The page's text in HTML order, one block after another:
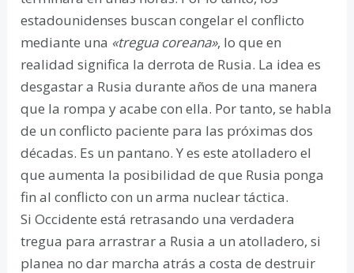
estadounidenses buscan congelar el conflicto
mediante una «tregua coreana», lo que en
realidad significa la derrota de Rusia. La idea es
desgastar a Rusia durante años de una manera
que la rompa y acabe con ella. Por tanto, se habla
de un conflicto paciente para las próximas dos
décadas. Es un pantano. Y es este atolladero el
que aumenta la posibilidad de que Rusia ponga
fin al conflicto con un arma nuclear táctica.
Si Occidente está retrasando una verdadera
tregua para arrastrar a Rusia a un atolladero, si
planea no dar marcha atrás a costa de destruir